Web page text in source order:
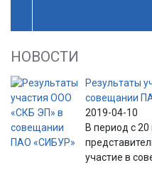
НОВОСТИ
Результаты
совещании
2019-04-10
В период с 20
участие в